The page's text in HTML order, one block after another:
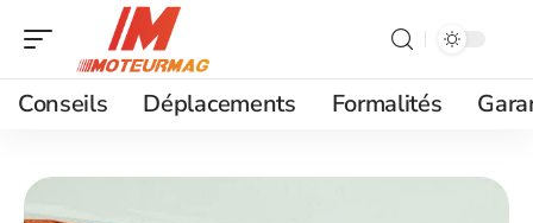
Conseils Déplacements Formalités